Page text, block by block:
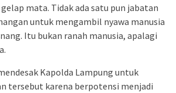
mata. Tidak ada satu pun jabatan
untuk mengambil nyawa manusia
Itu bukan ranah manusia, apalagi
Kapolda Lampung untuk
tersebut karena berpotensi menjadi